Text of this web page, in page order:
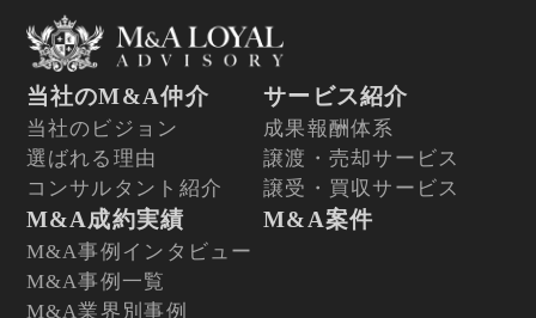
当社のM&A仲介
当社のビジョン
選ばれる理由
コンサルタント紹介
サービス紹介
成果報酬体系
譲渡・売却サービス
譲受・買収サービス
M&A成約実績
M&A事例インタビュー
M&A事例一覧
M&A業界別事例
M&A案件